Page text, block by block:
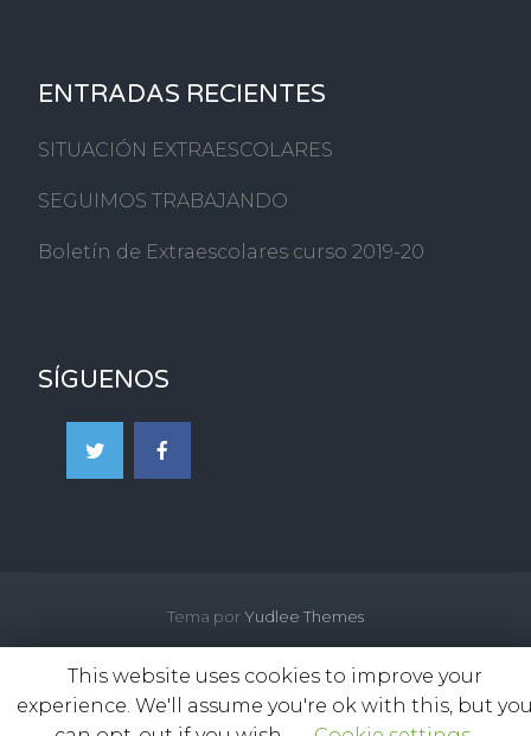
ENTRADAS RECIENTES
SITUACIÓN EXTRAESCOLARES
SEGUIMOS TRABAJANDO
Boletín de Extraescolares curso 2019-20
SÍGUENOS
Tema por Yudlee Themes
This website uses cookies to improve your
experience. We'll assume you're ok with this, but